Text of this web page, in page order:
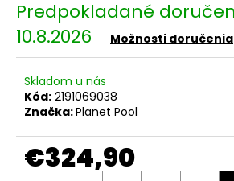
10.8.2026 Možnosti doručenia
Skladom u nás
Kód: 2191069038
Značka:Planet Pool
€324,90
a
m
e
PREDĹŽENIE
SKÚŠOBNEJ
DOBY
NA
30
DNÍ